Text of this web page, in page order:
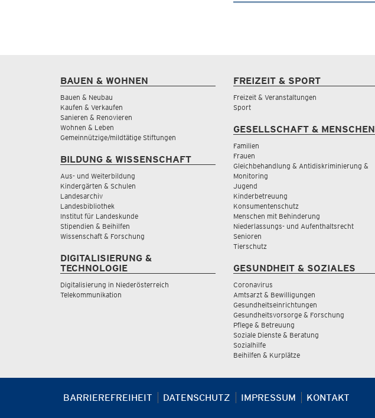
BAUEN & WOHNEN
Bauen & Neubau
Kaufen & Verkaufen
Sanieren & Renovieren
Wohnen & Leben
Gemeinnützige/mildtätige Stiftungen
BILDUNG & WISSENSCHAFT
Aus- und Weiterbildung
Kindergärten & Schulen
Landesarchiv
Landesbibliothek
Institut für Landeskunde
Stipendien & Beihilfen
Wissenschaft & Forschung
DIGITALISIERUNG &
TECHNOLOGIE
Digitalisierung in Niederösterreich
Telekommunikation
FREIZEIT & SPORT
Freizeit & Veranstaltungen
Sport
GESELLSCHAFT & MENSCHEN
Familien
Frauen
Gleichbehandlung & Antidiskriminierung &
Monitoring
Jugend
Kinderbetreuung
Konsumentenschutz
Menschen mit Behinderung
Niederlassungs- und Aufenthaltsrecht
Senioren
Tierschutz
GESUNDHEIT & SOZIALES
Coronavirus
Amtsarzt & Bewilligungen
Gesundheitseinrichtungen
Gesundheitsvorsorge & Forschung
Pflege & Betreuung
Soziale Dienste & Beratung
Sozialhilfe
Beihilfen & Kurplätze
BARRIEREFREIHEIT DATENSCHUTZ IMPRESSUM KONTAKT